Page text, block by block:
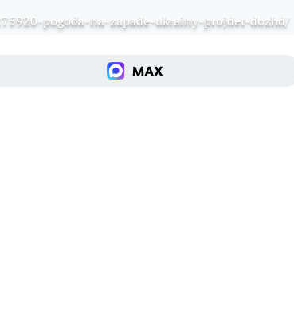
pogoda-na-zapade-ukrainy-projdet-dozhd/